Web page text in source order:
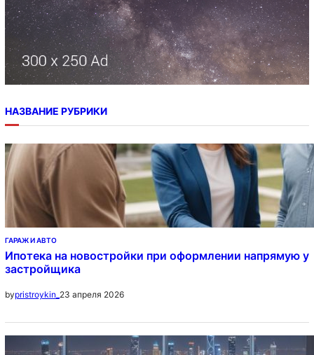
НАЗВАНИЕ РУБРИКИ
ГАРАЖ И АВТО
Ипотека на новостройки при оформлении напрямую у
застройщика
bypristroykin_ 23 апреля 2026